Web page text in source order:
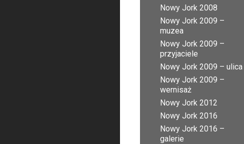
Nowy Jork 2008
Nowy Jork 2009 –
muzea
Nowy Jork 2009 –
przyjaciele
Nowy Jork 2009 – ulica
Nowy Jork 2009 –
wernisaż
Nowy Jork 2012
Nowy Jork 2016
Nowy Jork 2016 –
galerie